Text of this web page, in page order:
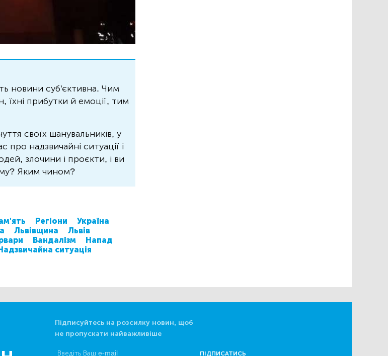
новини суб'єктивна. Чим
їхні прибутки й емоції, тим
своїх шанувальників, у
надзвичайні ситуації і
злочини і проєкти, і ви
Яким чином?
Регіони
Україна
Львівщина
Львів
Вандалізм
Напад
ситуація
Підписуйтесь на розсилку новин, щоб
не пропускати найважливіше
ПІДПИСАТИСЬ